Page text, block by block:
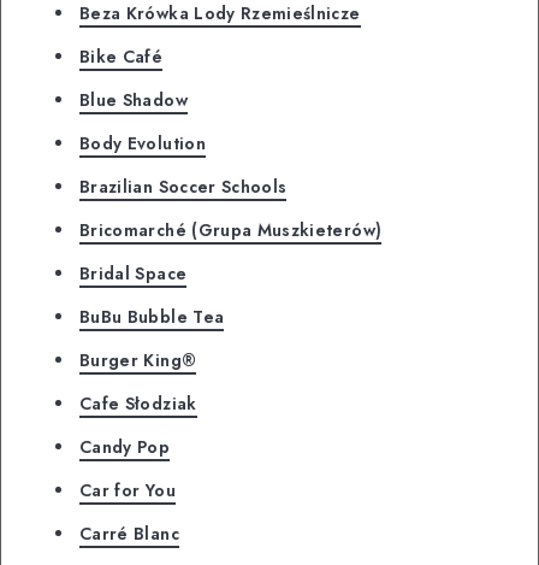
Beza Krówka Lody Rzemieślnicze
Bike Café
Blue Shadow
Body Evolution
Brazilian Soccer Schools
Bricomarché (Grupa Muszkieterów)
Bridal Space
BuBu Bubble Tea
Burger King®
Cafe Słodziak
Candy Pop
Car for You
Carré Blanc